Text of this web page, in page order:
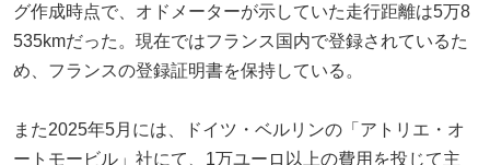
グ作成時点で、オドメーターが示していた走行距離は5万8
535kmだった。現在ではフランス国内で登録されているた
め、フランスの登録証明書を保持している。
また2025年5月には、ドイツ・ベルリンの「アトリエ・オ
ートモービル」社にて、1万ユーロ以上の費用を投じて主